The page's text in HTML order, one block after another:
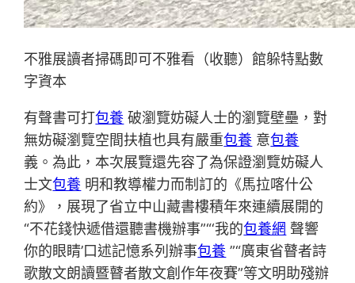
不雅展讀者掃碼即可不雅看（收聽）館躲特點數
字資本
有聲書可打包養 破瀏覽妨礙人士的瀏覽壁壘，對
無妨礙瀏覽空間扶植也具有嚴重包養 意包養
義。為此，本次展覽還先容了為保證瀏覽妨礙人
士文包養 明和教導權力而制訂的《馬拉喀什公
約》，展現了省立中山藏書樓積年來連續展開的
“不花錢快遞借還聽書機辦事”“‘我的包養網 聲響
你的眼睛’口述記憶系列辦事包養 ”“廣東省瞽者詩
歌散文朗讀暨瞽者散文創作年夜賽”等文明助殘辦